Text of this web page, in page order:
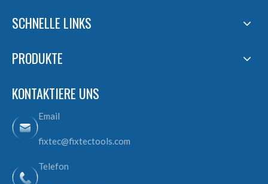
SCHNELLE LINKS
PRODUKTE
KONTAKTIERE UNS
Email
fixtec@fixtectools.com
Telefon